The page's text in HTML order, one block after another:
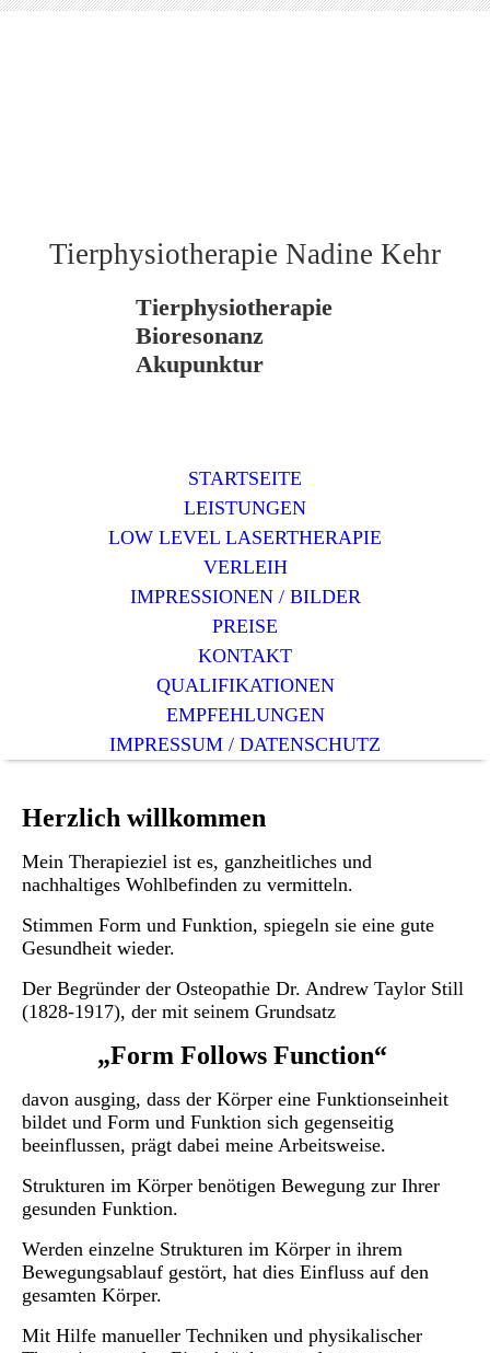
Tierphysiotherapie Nadine Kehr
Tierphysiotherapie
Bioresonanz
Akupunktur
STARTSEITE
LEISTUNGEN
LOW LEVEL LASERTHERAPIE
VERLEIH
IMPRESSIONEN / BILDER
PREISE
KONTAKT
QUALIFIKATIONEN
EMPFEHLUNGEN
IMPRESSUM / DATENSCHUTZ
Herzlich willkommen
Mein Therapieziel ist es, ganzheitliches und
nachhaltiges Wohlbefinden zu vermitteln.
Stimmen Form und Funktion, spiegeln sie eine gute
Gesundheit wieder.
Der Begründer der Osteopathie Dr. Andrew Taylor Still
(1828-1917), der mit seinem Grundsatz
„Form Follows Function“
davon ausging, dass der Körper eine Funktionseinheit
bildet und Form und Funktion sich gegenseitig
beeinflussen, prägt dabei meine Arbeitsweise.
Strukturen im Körper benötigen Bewegung zur Ihrer
gesunden Funktion.
Werden einzelne Strukturen im Körper in ihrem
Bewegungsablauf gestört, hat dies Einfluss auf den
gesamten Körper.
Mit Hilfe manueller Techniken und physikalischer